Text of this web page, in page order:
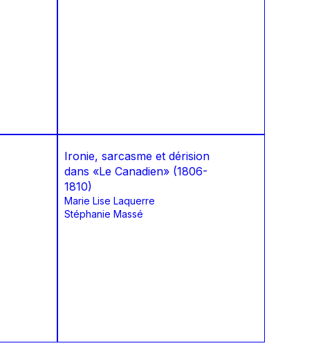
Ironie, sarcasme et dérision
dans «Le Canadien» (1806-
1810)
Marie Lise Laquerre
Stéphanie Massé